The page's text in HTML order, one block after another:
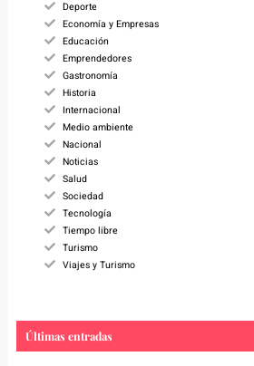
Deporte
Economía y Empresas
Educación
Emprendedores
Gastronomía
Historia
Internacional
Medio ambiente
Nacional
Noticias
Salud
Sociedad
Tecnología
Tiempo libre
Turismo
Viajes y Turismo
Últimas entradas